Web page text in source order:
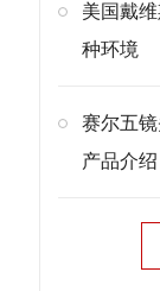
美国戴
种环境
赛尔五
产品介绍